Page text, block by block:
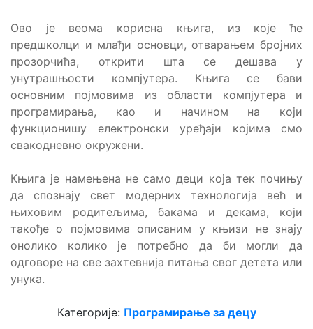
Ово је веома корисна књига, из које ће
предшколци и млађи основци, отварањем бројних
прозорчића, открити шта се дешава у
унутрашњости компјутера. Књига се бави
основним појмовима из области компјутера и
програмирања, као и начином на који
функционишу електронски уређаји којима смо
свакодневно окружени.
Књига је намењена не само деци која тек почињу
да спознају свет модерних технологија већ и
њиховим родитељима, бакама и декама, који
такође о појмовима описаним у књизи не знају
онолико колико је потребно да би могли да
одговоре на све захтевнија питања свог детета или
унука.
Категорије: Програмирање за децу